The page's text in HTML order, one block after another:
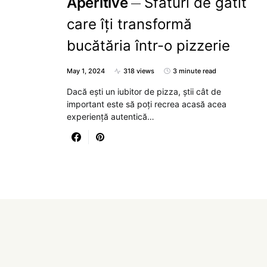
care îți transformă
bucătăria într-o pizzerie
May 1, 2024 318 views 3 minute read
Dacă ești un iubitor de pizza, știi cât de
important este să poți recrea acasă acea
experiență autentică…